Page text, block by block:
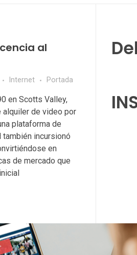
al
Internet Portada
en Scotts Valley,
alquiler de video por
plataforma de
también incursionó
en
de mercado que